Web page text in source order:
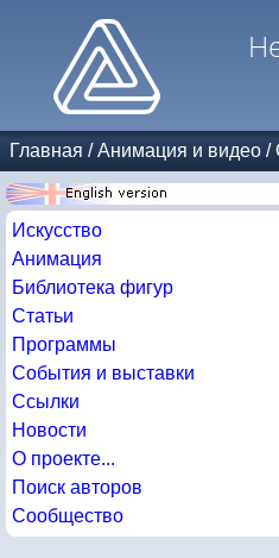
Главная /Анимация и видео /
Искусство
Анимация
Библиотека фигур
Статьи
Программы
События и выставки
Ссылки
Новости
О проекте...
Поиск авторов
Сообщество